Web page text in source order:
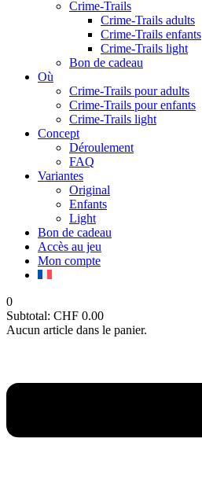
Crime-Trails
Crime-Trails adults
Crime-Trails enfants
Crime-Trails light
Bon de cadeau
Où
Crime-Trails pour adults
Crime-Trails pour enfants
Crime-Trails light
Concept
Déroulement
FAQ
Variantes
Original
Enfants
Light
Bon de cadeau
Accès au jeu
Mon compte
0
Subtotal: CHF 0.00
Aucun article dans le panier.